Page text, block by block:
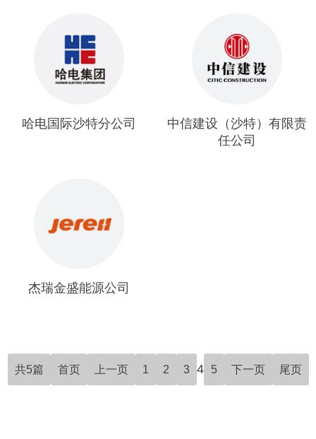
哈电国际沙特分公司
中信建设（沙特）有限责
任公司
杰瑞金盛能源公司
共5篇 首页 上一页 1 2 3 4 5 下一页 尾页